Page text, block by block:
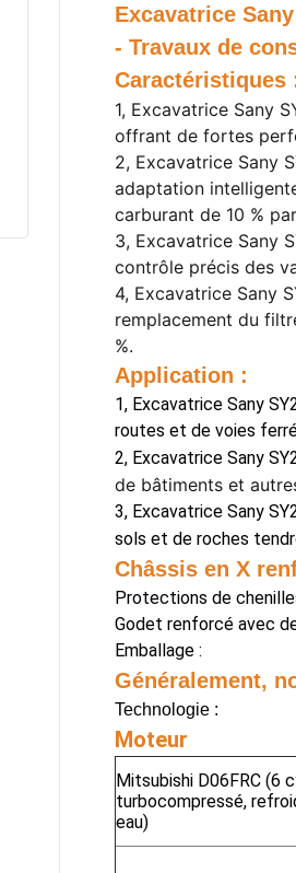
Excavatrice
- Travaux de
Caractéristiques
1, Excavatrice Sany
offrant de fortes
2, Excavatrice Sany
adaptation
carburant de 10 %
3, Excavatrice Sany
contrôle précis des
4, Excavatrice Sany
remplacement du
%.
Application :
1, Excavatrice Sany
routes et de voies
2, Excavatrice Sany
de bâtiments et
3, Excavatrice Sany
sols et de roches
Châssis en X
Protections de
Godet renforcé avec
Emballage :
Généralement,
Technologie :
Moteur
Mitsubishi D06FRC (6
turbocompressé,
eau)